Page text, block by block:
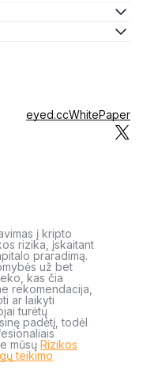
eyed.ccWhitePaper
į kripto
rizika, įskaitant
praradimą.
už bet
kas čia
rekomendacija,
ar laikyti
turėtų
padėtį, todėl
mūsų Rizikos
teikimo